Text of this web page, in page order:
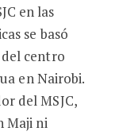
en las
se basó
centro
en Nairobi.
del MSJC,
Maji ni